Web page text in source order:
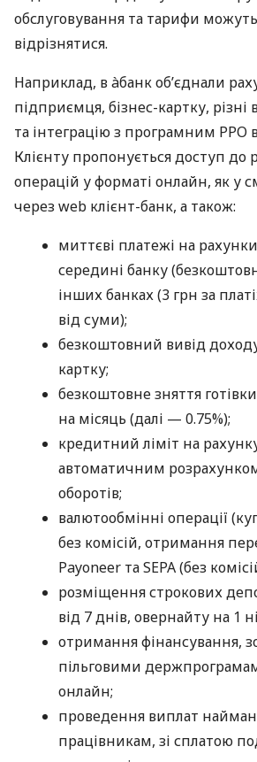
обслуговування та тарифи
відрізнятися.
Наприклад, в àбанк об’єднали
підприємця, бізнес-картку,
та інтеграцію з програмним РРО
Клієнту пропонується доступ до
операцій у форматі онлайн, як у
через web клієнт-банк, а також:
миттєві платежі на
середині банку
інших банках (3 грн за
від суми);
безкоштовний вивід
картку;
безкоштовне зняття
на місяць (далі — 0.75%);
кредитний ліміт на
автоматичним
оборотів;
валютообмінні операції
без комісій, отримання
Payoneer та SEPA (без
розміщення строкових
від 7 днів, овернайту на 1
отримання фінансування,
пільговими
онлайн;
проведення виплат
працівникам, зі сплатою